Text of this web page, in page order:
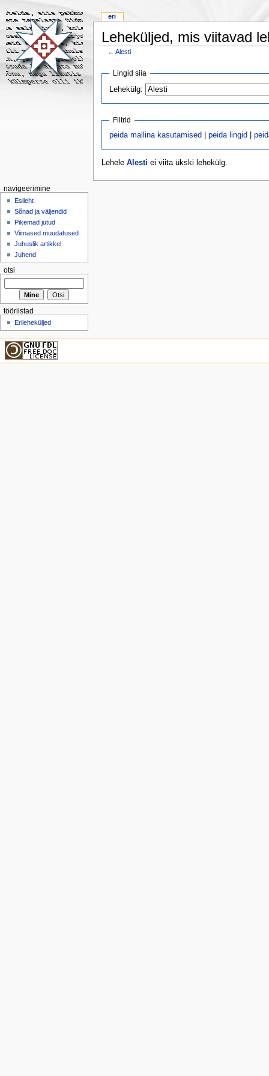
Leheküljed, mis viitavad
←Alesti
Lingid siia
Lehekülg:
Filtrid
peida mallina kasutamised |peida lingid |
Lehele Alesti ei viita ükski lehekülg.
eri
navigeerimine
Esileht
Sõnad ja väljendid
Pikemad jutud
Viimased muudatused
Juhuslik artikkel
Juhend
otsi
tööriistad
Erileheküljed